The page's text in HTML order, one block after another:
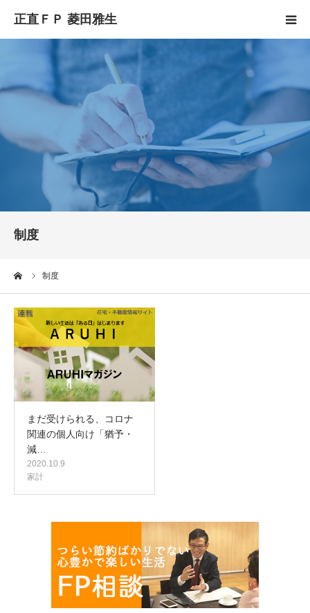
制度
制度
まだ受けられる、コロナ
関連の個人向け「猶予・
減…
2020.10.9
家計
正直FPとは
YouTube